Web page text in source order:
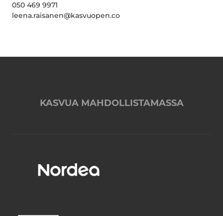
050 469 9971
leena.raisanen@kasvuopen.co
KASVUA MAHDOLLISTAMASSA